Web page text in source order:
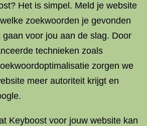
Het is simpel. Meld je website
zoekwoorden je gevonden
voor jou aan de slag. Door
technieken zoals
zorgen we
meer autoriteit krijgt en
Keyboost voor jouw website kan